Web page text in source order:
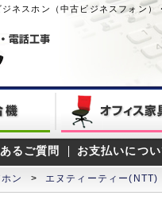
ネスホン（中古ビジネスフォン
るご質問 お支払いにつ
ン > エヌティーティー(NTT)